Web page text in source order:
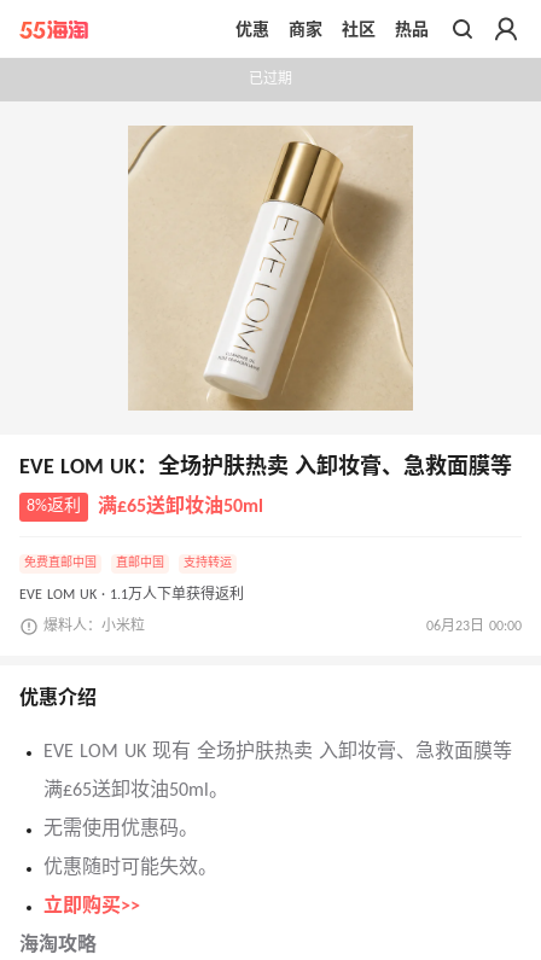
带你去官网买正品
优惠 商家 社区 热品
已过期
EVE LOM UK：全场护肤热卖 入卸妆膏、急救面膜等
8%返利 满£65送卸妆油50ml
免费直邮中国 直邮中国 支持转运
EVE LOM UK · 1.1万人下单获得返利
爆料人：小米粒 06月23日 00:00
优惠介绍
EVE LOM UK 现有 全场护肤热卖 入卸妆膏、急救面膜等
满£65送卸妆油50ml。
无需使用优惠码。
优惠随时可能失效。
立即购买>>
海淘攻略